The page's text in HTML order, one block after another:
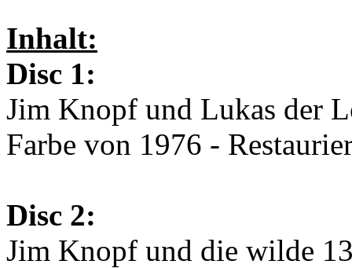
Inhalt:
Disc 1:
Jim Knopf und Lukas der
Farbe von 1976 -
Disc 2:
Jim Knopf und die wilde